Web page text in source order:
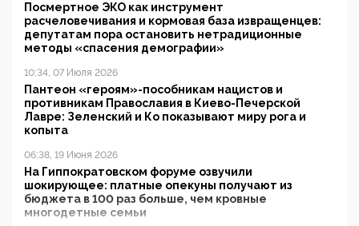
Посмертное ЭКО как инструмент
расчеловечивания и кормовая база извращенцев:
депутатам пора остановить нетрадиционные
методы «спасения демографии»
10:34, 07 Июля 2026
Пантеон «героям»-пособникам нацистов и
противникам Православия в Киево-Печерской
Лавре: Зеленский и Ко показывают миру рога и
копыта
06:38, 19 Июня 2026
На Гиппократовском форуме озвучили
шокирующее: платные опекуны получают из
бюджета в 100 раз больше, чем кровные
многодетные семьи